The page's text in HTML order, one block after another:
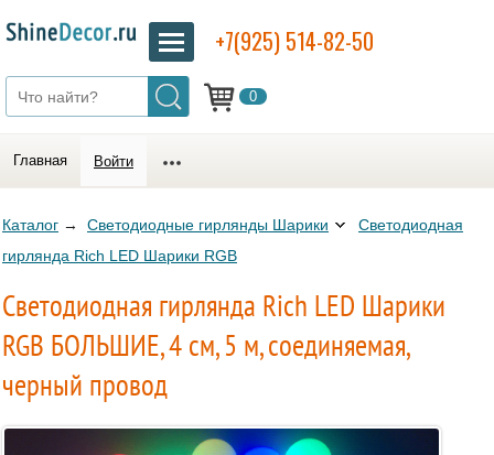
0
+7(925) 514-82-50
Главная Войти
Каталог → Светодиодные гирлянды Шарики
Светодиодная
гирлянда Rich LED Шарики RGB
Светодиодная гирлянда Rich LED Шарики
RGB БОЛЬШИЕ, 4 см, 5 м, соединяемая,
черный провод